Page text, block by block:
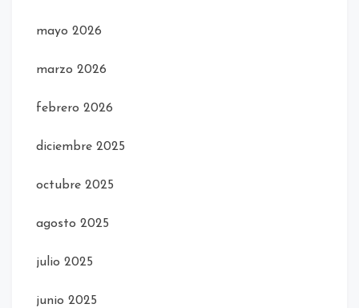
mayo 2026
marzo 2026
febrero 2026
diciembre 2025
octubre 2025
agosto 2025
julio 2025
junio 2025